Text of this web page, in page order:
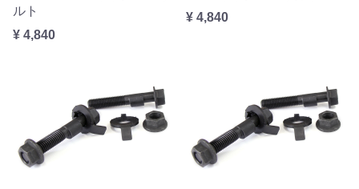
ルト
¥ 4,840
¥ 4,840